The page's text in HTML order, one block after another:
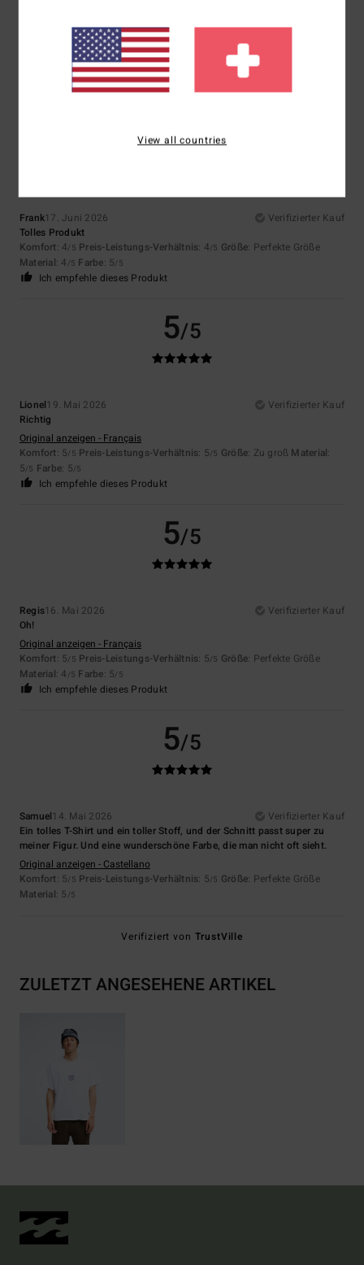
Original anzeigen - Castellano
/5 Preis-Leistungs-Verhältnis Größe : Groß
Ich empfehle dieses Produkt
5/5
Frank17. Juni 2026
Verifizierter Kauf
Tolles Produkt
Komfort: 4/5 Preis-Leistungs-Verhältnis: 4/5 Größe: Perfekte Größe
Material: 4 /5 Farbe: 5/5
Ich empfehle dieses Produkt
5/5
Lionel19. Mai 2026
Verifizierter Kauf
Richtig
Original anzeigen - Français
Komfort: 5/5 Preis-Leistungs-Verhältnis: 5/5 Größe: Zu groß Material:
5/5 Farbe: 5/5
Ich empfehle dieses Produkt
5/5
Regis16. Mai 2026
Verifizierter Kauf
Oh!
Original anzeigen - Français
Komfort: 5/5 Preis-Leistungs-Verhältnis: 5/5 Größe: Perfekte Größe
Material: 4 /5 Farbe: 5/5
Ich empfehle dieses Produkt
5/5
Samuel14. Mai 2026
Verifizierter Kauf
Ein tolles T-Shirt und ein toller Stoff, und der Schnitt passt super zu
meiner Figur. Und eine wunderschöne Farbe, die man nicht oft sieht.
Original anzeigen - Castellano
Komfort: 5/5 Preis-Leistungs-Verhältnis: 5/5 Größe: Perfekte Größe
Material: 5 /5
Verifiziert von TrustVille
ZULETZT ANGESEHENE ARTIKEL
View all countries